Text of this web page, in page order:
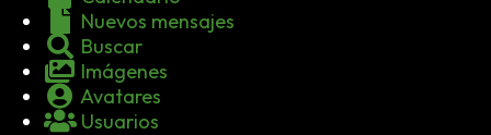
Nuevos mensajes
Buscar
Imágenes
Avatares
Usuarios